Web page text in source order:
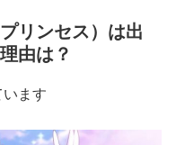
リンセス）は出
由は？
ます